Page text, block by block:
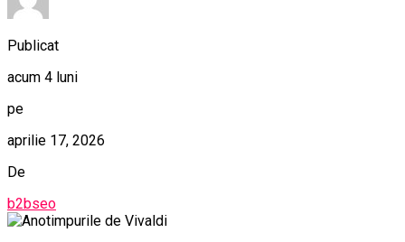
Publicat
acum 4 luni
pe
aprilie 17, 2026
De
b2bseo